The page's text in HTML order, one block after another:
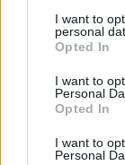
I want to
personal
Opted In
I want to
Personal
Opted In
I want to
Personal
Esim for Global
Esim for USA